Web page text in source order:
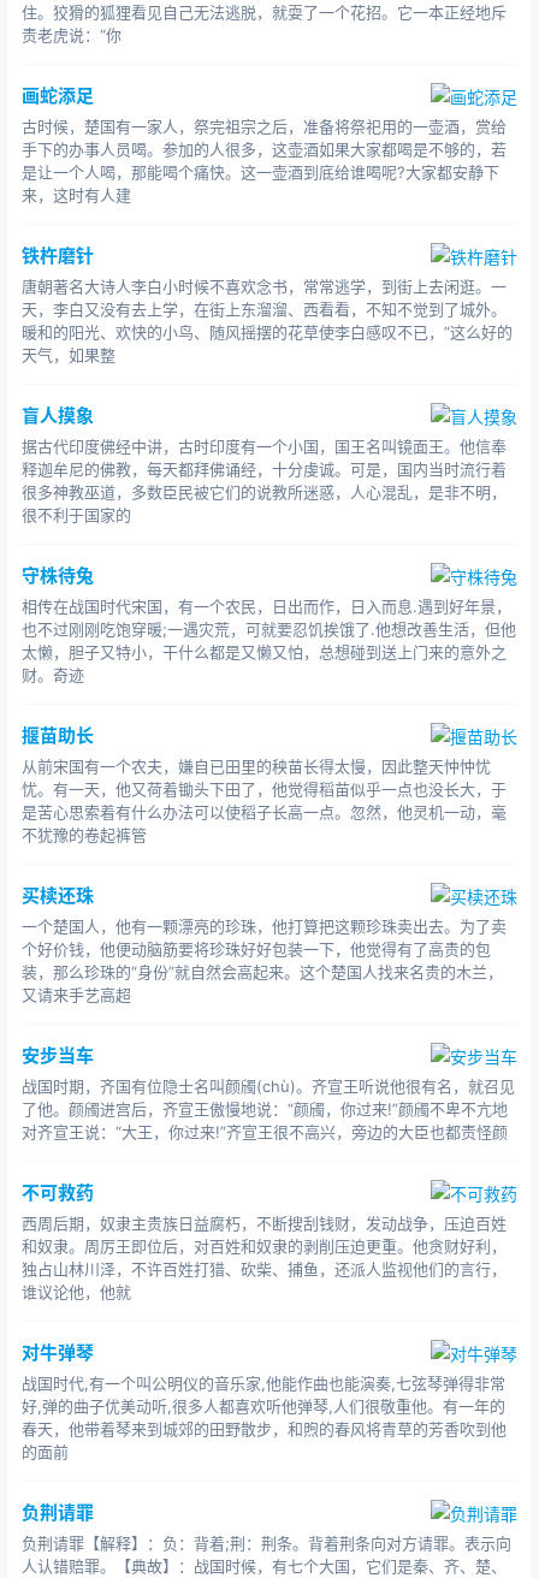
住。狡猾的狐狸看见自己无法逃脱，就耍了一个花招。它一本正经地斥
责老虎说：“你
画蛇添足
古时候，楚国有一家人，祭完祖宗之后，准备将祭祀用的一壶酒，赏给
手下的办事人员喝。参加的人很多，这壶酒如果大家都喝是不够的，若
是让一个人喝，那能喝个痛快。这一壶酒到底给谁喝呢?大家都安静下
来，这时有人建
铁杵磨针
唐朝著名大诗人李白小时候不喜欢念书，常常逃学，到街上去闲逛。一
天，李白又没有去上学，在街上东溜溜、西看看，不知不觉到了城外。
暖和的阳光、欢快的小鸟、随风摇摆的花草使李白感叹不已，“这么好的
天气，如果整
盲人摸象
据古代印度佛经中讲，古时印度有一个小国，国王名叫镜面王。他信奉
释迦牟尼的佛教，每天都拜佛诵经，十分虔诚。可是，国内当时流行着
很多神教巫道，多数臣民被它们的说教所迷惑，人心混乱，是非不明，
很不利于国家的
守株待兔
相传在战国时代宋国，有一个农民，日出而作，日入而息.遇到好年景，
也不过刚刚吃饱穿暖;一遇灾荒，可就要忍饥挨饿了.他想改善生活，但他
太懒，胆子又特小，干什么都是又懒又怕，总想碰到送上门来的意外之
财。奇迹
揠苗助长
从前宋国有一个农夫，嫌自已田里的秧苗长得太慢，因此整天忡忡忧
忧。有一天，他又荷着锄头下田了，他觉得稻苗似乎一点也没长大，于
是苦心思索着有什么办法可以使稻子长高一点。忽然，他灵机一动，毫
不犹豫的卷起裤管
买椟还珠
一个楚国人，他有一颗漂亮的珍珠，他打算把这颗珍珠卖出去。为了卖
个好价钱，他便动脑筋要将珍珠好好包装一下，他觉得有了高贵的包
装，那么珍珠的“身份”就自然会高起来。这个楚国人找来名贵的木兰，
又请来手艺高超
安步当车
战国时期，齐国有位隐士名叫颜斶(chù)。齐宣王听说他很有名，就召见
了他。颜斶进宫后，齐宣王傲慢地说：“颜斶，你过来!”颜斶不卑不亢地
对齐宣王说：“大王，你过来!”齐宣王很不高兴，旁边的大臣也都责怪颜
不可救药
西周后期，奴隶主贵族日益腐朽，不断搜刮钱财，发动战争，压迫百姓
和奴隶。周厉王即位后，对百姓和奴隶的剥削压迫更重。他贪财好利，
独占山林川泽，不许百姓打猎、砍柴、捕鱼，还派人监视他们的言行，
谁议论他，他就
对牛弹琴
战国时代,有一个叫公明仪的音乐家,他能作曲也能演奏,七弦琴弹得非常
好,弹的曲子优美动听,很多人都喜欢听他弹琴,人们很敬重他。有一年的
春天，他带着琴来到城郊的田野散步，和煦的春风将青草的芳香吹到他
的面前
负荆请罪
负荆请罪【解释】：负：背着;荆：荆条。背着荆条向对方请罪。表示向
人认错赔罪。【典故】：战国时候，有七个大国，它们是秦、齐、楚、